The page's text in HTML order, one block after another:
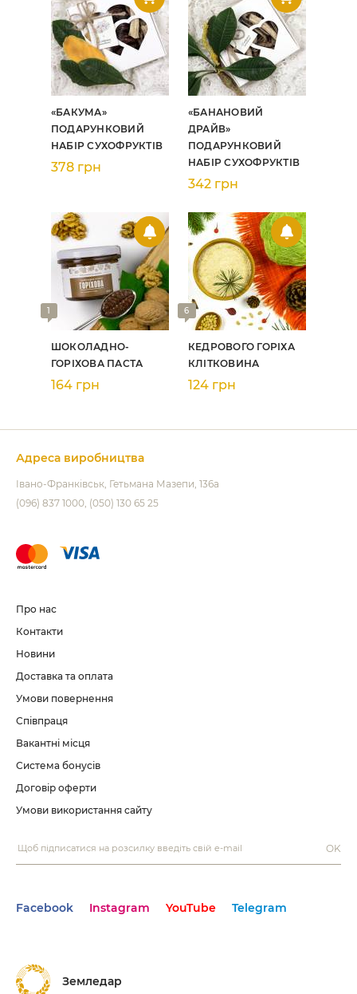
«БАКУМА»
ПОДАРУНКОВИЙ
НАБІР СУХОФРУКТІВ
378 грн
«БАНАНОВИЙ
ДРАЙВ»
ПОДАРУНКОВИЙ
НАБІР СУХОФРУКТІВ
342 грн
1
ШОКОЛАДНО-
ГОРІХОВА ПАСТА
164 грн
6
КЕДРОВОГО ГОРІХА
КЛІТКОВИНА
124 грн
Адреса виробництва
Івано-Франківськ Гетьмана Мазепи, 136а
(096) 837 1000 (050) 130 65 25
Про нас
Контакти
Новини
Доставка та оплата
Умови повернення
Співпраця
Вакантні місця
Система бонусів
Договір оферти
Умови використання сайту
OK
Facebook Instagram YouTube Telegram
Земледар